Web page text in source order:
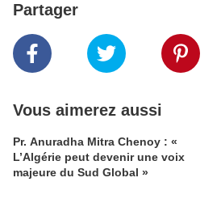
Partager
Vous aimerez aussi
Pr. Anuradha Mitra Chenoy : «
L’Algérie peut devenir une voix
majeure du Sud Global »